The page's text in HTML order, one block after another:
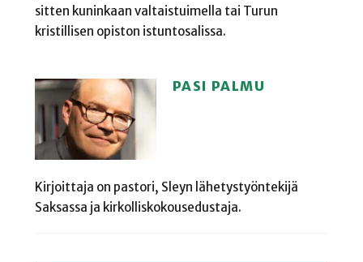
sitten kuninkaan valtaistuimella tai Turun
kristillisen opiston istuntosalissa.
PASI PALMU
Kirjoittaja on pastori, Sleyn lähetystyöntekijä
Saksassa ja kirkolliskokousedustaja.